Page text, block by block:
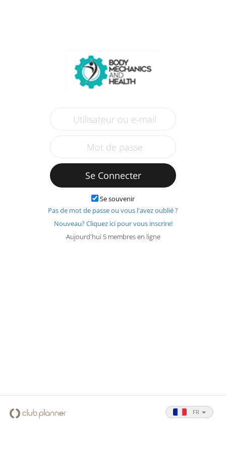
Se Connecter
Se souvenir
Pas de mot de passe ou vous l'avez oublié ?
Nouveau? Cliquez ici pour vous inscrire!
Aujourd'hui 5 membres en ligne
FR